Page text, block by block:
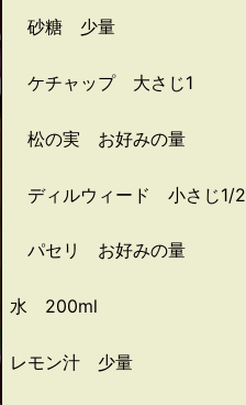
砂糖 少量
ケチャップ 大さじ1
松の実 お好みの量
ディルウィード 小さじ1/2
パセリ お好みの量
水 200ml
レモン汁 少量